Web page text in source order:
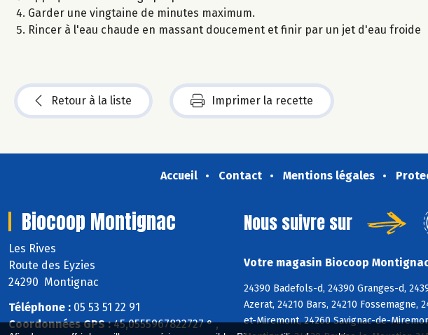
Garder une vingtaine de minutes maximum.
Rincer à l'eau chaude en massant doucement et finir par un jet d'eau froide
Retour à la liste Imprimer la recette
Accueil Contact Mentions légales
Biocoop Montignac
Les Rives
Route des Eyzies
24290 Montignac
Téléphone : 05 53 51 22 91
Coordonnées GPS :45,0555967822727 ° ,
Nous suivre sur
Votre magasin Biocoop
24390 Badefols-d, 24390 Granges-d,
Azerat, 24210 Bars, 24210 Fossemagne,
et-Miremont, 24260 Savignac-de-